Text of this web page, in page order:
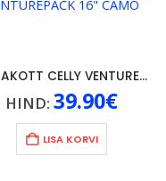
SELJAKOTT CELLY VENTUREPACK 16″ CAMO
HIND: 39.90€
LISA KORVI